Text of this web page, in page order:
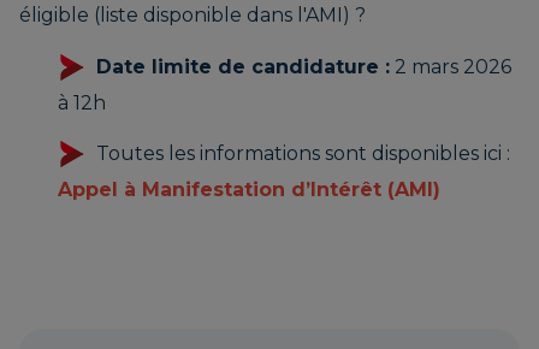
éligible (liste disponible dans l'AMI) ?
Date limite de candidature : 2 mars 2026
à 12h
Toutes les informations sont disponibles ici :
Appel à Manifestation d’Intérêt (AMI)